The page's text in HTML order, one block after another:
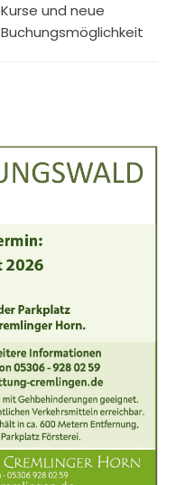
Kurse und neue
Buchungsmöglichkeit